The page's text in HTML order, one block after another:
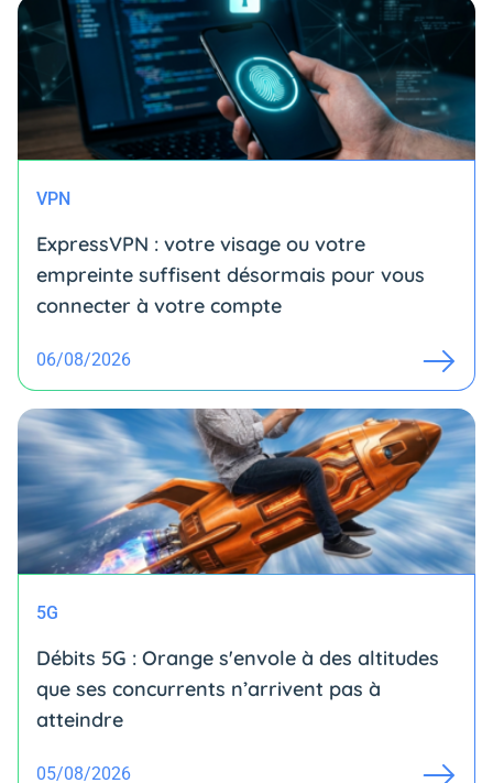
VPN
ExpressVPN : votre visage ou votre
empreinte suffisent désormais pour vous
connecter à votre compte
06/08/2026
5G
Débits 5G : Orange s'envole à des altitudes
que ses concurrents n’arrivent pas à
atteindre
05/08/2026